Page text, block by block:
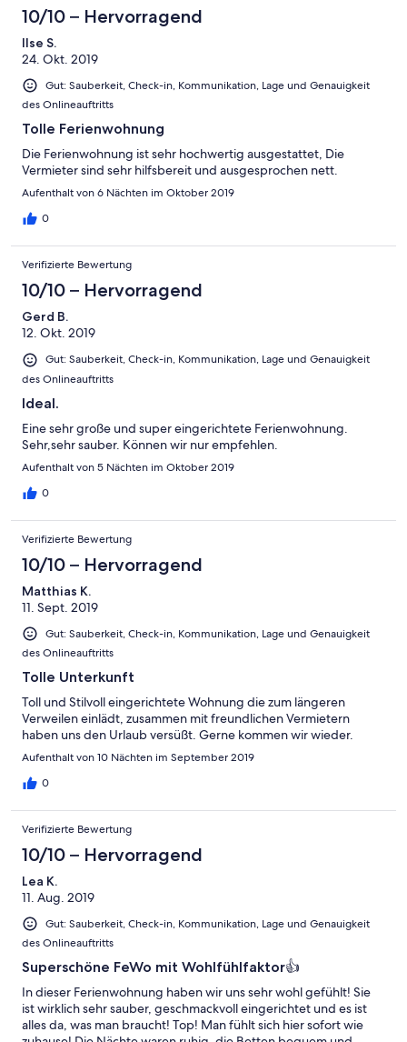
10/10 – Hervorragend
Ilse S.
24. Okt. 2019
Gut: Sauberkeit, Check-in, Kommunikation, Lage und Genauigkeit
des Onlineauftritts
Tolle Ferienwohnung
Die Ferienwohnung ist sehr hochwertig ausgestattet, Die
Vermieter sind sehr hilfsbereit und ausgesprochen nett.
Aufenthalt von 6 Nächten im Oktober 2019
0
Verifizierte Bewertung
10/10 – Hervorragend
Gerd B.
12. Okt. 2019
Gut: Sauberkeit, Check-in, Kommunikation, Lage und Genauigkeit
des Onlineauftritts
Ideal.
Eine sehr große und super eingerichtete Ferienwohnung.
Sehr,sehr sauber. Können wir nur empfehlen.
Aufenthalt von 5 Nächten im Oktober 2019
0
Verifizierte Bewertung
10/10 – Hervorragend
Matthias K.
11. Sept. 2019
Gut: Sauberkeit, Check-in, Kommunikation, Lage und Genauigkeit
des Onlineauftritts
Tolle Unterkunft
Toll und Stilvoll eingerichtete Wohnung die zum längeren
Verweilen einlädt, zusammen mit freundlichen Vermietern
haben uns den Urlaub versüßt. Gerne kommen wir wieder.
Aufenthalt von 10 Nächten im September 2019
0
Verifizierte Bewertung
10/10 – Hervorragend
Lea K.
11. Aug. 2019
Gut: Sauberkeit, Check-in, Kommunikation, Lage und Genauigkeit
des Onlineauftritts
Superschöne FeWo mit Wohlfühlfaktor👍
In dieser Ferienwohnung haben wir uns sehr wohl gefühlt! Sie
ist wirklich sehr sauber, geschmackvoll eingerichtet und es ist
alles da, was man braucht! Top! Man fühlt sich hier sofort wie